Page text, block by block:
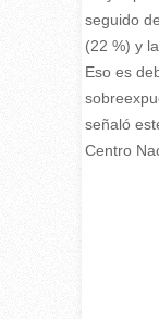
seguido
(22 %) y
Eso es
señaló
Centro